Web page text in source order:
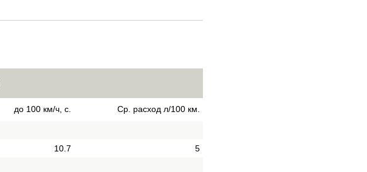
до 100 км/ч, с. Ср. расход л/100 км.
10.7
5